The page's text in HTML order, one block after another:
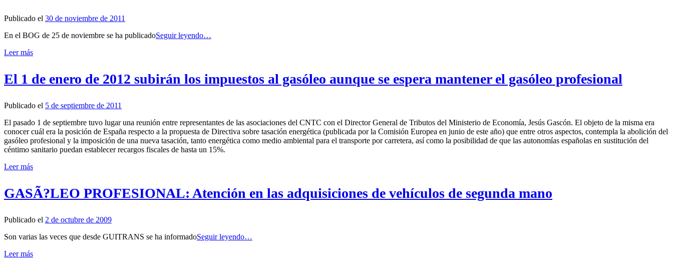
Publicado el 30 de noviembre de 2011
En el BOG de 25 de noviembre se ha publicadoSeguir leyendo…
Leer más
El 1 de enero de 2012 subirán los impuestos al gasóleo aunque se espera mantener el gasóleo profesional
Publicado el 5 de septiembre de 2011
El pasado 1 de septiembre tuvo lugar una reunión entre representantes de las asociaciones del CNTC con el Director General de Tributos del Ministerio de Economía, Jesús Gascón. El objeto de la misma era
conocer cuál era la posición de España respecto a la propuesta de Directiva sobre tasación energética (publicada por la Comisión Europea en junio de este año) que entre otros aspectos, contempla la abolición del
gasóleo profesional y la imposición de una nueva tasación, tanto energética como medio ambiental para el transporte por carretera, así como la posibilidad de que las autonomías españolas en sustitución del
céntimo sanitario puedan establecer recargos fiscales de hasta un 15%.
Leer más
GASÃ?LEO PROFESIONAL: Atención en las adquisiciones de vehículos de segunda mano
Publicado el 2 de octubre de 2009
Son varias las veces que desde GUITRANS se ha informadoSeguir leyendo…
Leer más